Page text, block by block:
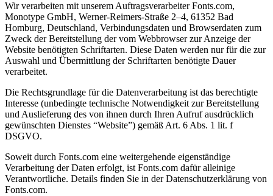
Wir verarbeiten mit unserem Auftragsverarbeiter Fonts.com,
Monotype GmbH, Werner-Reimers-Straße 2–4, 61352 Bad
Homburg, Deutschland, Verbindungsdaten und Browserdaten zum
Zweck der Bereitstellung der vom Webbrowser zur Anzeige der
Website benötigten Schriftarten. Diese Daten werden nur für die zur
Auswahl und Übermittlung der Schriftarten benötigte Dauer
verarbeitet.
Die Rechtsgrundlage für die Datenverarbeitung ist das berechtigte
Interesse (unbedingte technische Notwendigkeit zur Bereitstellung
und Auslieferung des von ihnen durch Ihren Aufruf ausdrücklich
gewünschten Dienstes “Website”) gemäß Art. 6 Abs. 1 lit. f
DSGVO.
Soweit durch Fonts.com eine weitergehende eigenständige
Verarbeitung der Daten erfolgt, ist Fonts.com dafür alleinige
Verantwortliche. Details finden Sie in der Datenschutzerklärung von
Fonts.com.